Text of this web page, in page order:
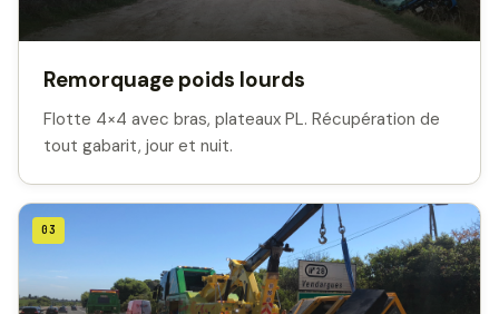
Remorquage poids lourds
Flotte 4×4 avec bras, plateaux PL. Récupération de
tout gabarit, jour et nuit.
03